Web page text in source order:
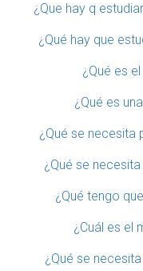
¿Que hay q
¿Qué hay que
¿Qué es
¿Qué es
¿Qué se necesita
¿Qué se
¿Qué tengo
¿Cuál es el
¿Qué se